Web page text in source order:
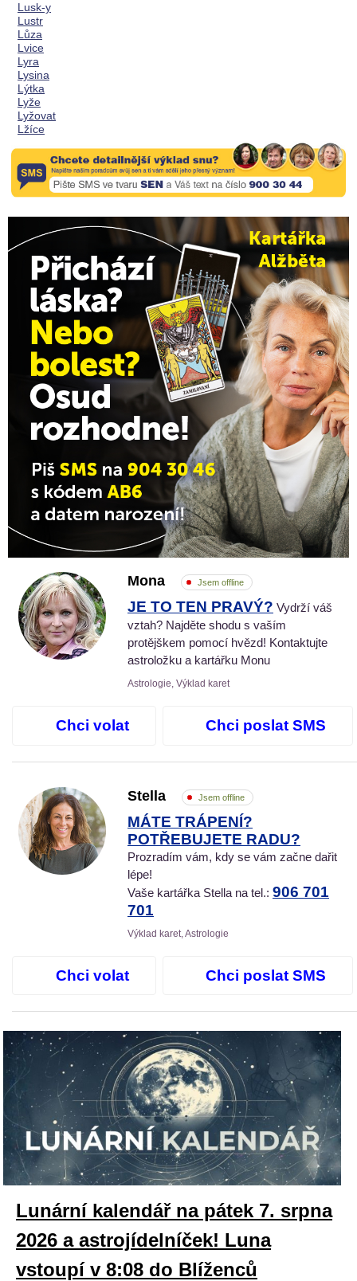
Lusk-y
Lustr
Lůza
Lvice
Lyra
Lysina
Lýtka
Lyže
Lyžovat
Lžíce
Mona Jsem offline
JE TO TEN PRAVÝ? Vydrží váš
vztah? Najděte shodu s vaším
protějškem pomocí hvězd! Kontaktujte
astroložku a kartářku Monu
Astrologie, Výklad karet
Chci volat Chci poslat SMS
Stella Jsem offline
MÁTE TRÁPENÍ?
POTŘEBUJETE RADU?
Prozradím vám, kdy se vám začne dařit
lépe!
Vaše kartářka Stella na tel.: 906 701
701
Výklad karet, Astrologie
Chci volat Chci poslat SMS
Lunární kalendář na pátek 7. srpna
2026 a astrojídelníček! Luna
vstoupí v 8:08 do Blíženců